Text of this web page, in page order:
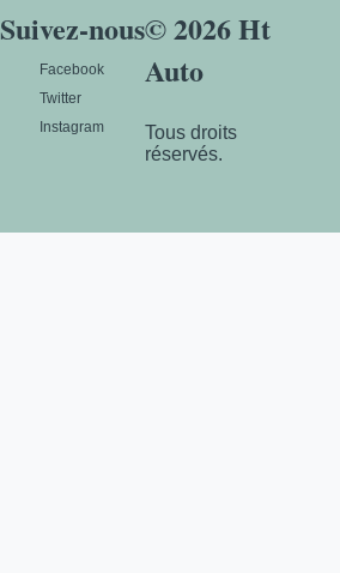
Suivez-nous
Facebook
Twitter
Instagram
© 2026 Ht
Auto
Tous droits
réservés.